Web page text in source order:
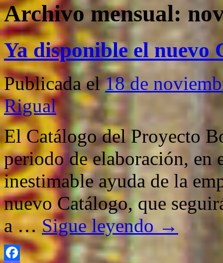
Archivo mensual:
Ya disponible el nuevo
Publicada el 18 de
Rigual
El Catálogo del Proyecto
periodo de elaboración, en
inestimable ayuda de la
nuevo Catálogo, que
a …Sigue leyendo →